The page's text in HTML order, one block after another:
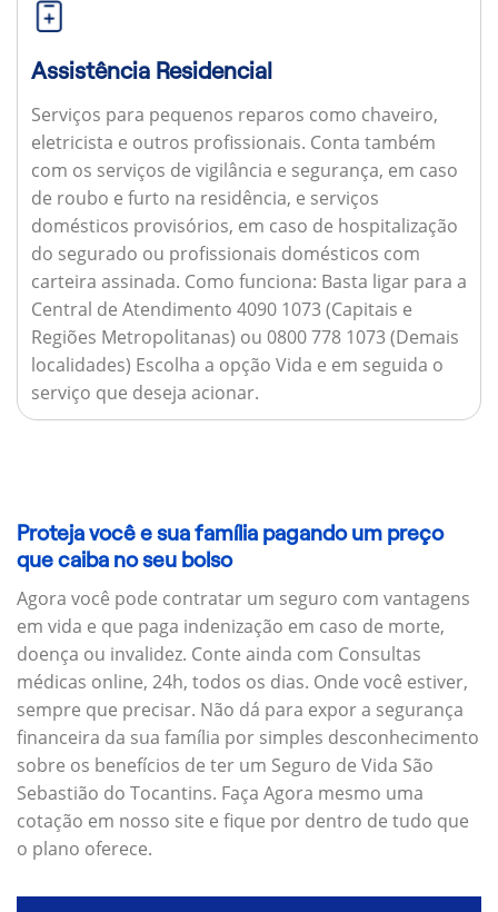
Assistência Residencial
Serviços para pequenos reparos como chaveiro,
eletricista e outros profissionais. Conta também
com os serviços de vigilância e segurança, em caso
de roubo e furto na residência, e serviços
domésticos provisórios, em caso de hospitalização
do segurado ou profissionais domésticos com
carteira assinada. Como funciona: Basta ligar para a
Central de Atendimento 4090 1073 (Capitais e
Regiões Metropolitanas) ou 0800 778 1073 (Demais
localidades) Escolha a opção Vida e em seguida o
serviço que deseja acionar.
Proteja você e sua família pagando um preço
que caiba no seu bolso
Agora você pode contratar um seguro com vantagens
em vida e que paga indenização em caso de morte,
doença ou invalidez. Conte ainda com Consultas
médicas online, 24h, todos os dias. Onde você estiver,
sempre que precisar. Não dá para expor a segurança
financeira da sua família por simples desconhecimento
sobre os benefícios de ter um Seguro de Vida São
Sebastião do Tocantins. Faça Agora mesmo uma
cotação em nosso site e fique por dentro de tudo que
o plano oferece.